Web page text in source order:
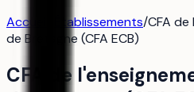
Accueil
Établissements/CFA
de Bretagne (CFA ECB)
CFA de